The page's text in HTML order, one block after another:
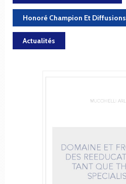
Honoré Champion Et Diffusions
Actualités